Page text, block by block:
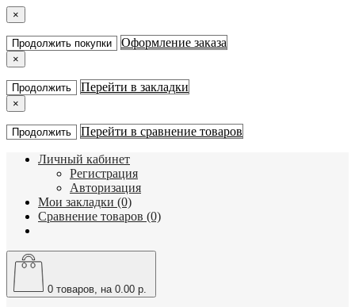
×
Продолжить покупки Оформление заказа
×
Продолжить Перейти в закладки
×
Продолжить Перейти в сравнение товаров
Личный кабинет
Регистрация
Авторизация
Мои закладки (0)
Сравнение товаров (0)
0 товаров, на 0.00 р.